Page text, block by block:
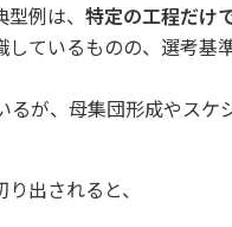
例は、 特定の工程だけ
ているものの、選考基
が、母集団形成やスケ
出されると、